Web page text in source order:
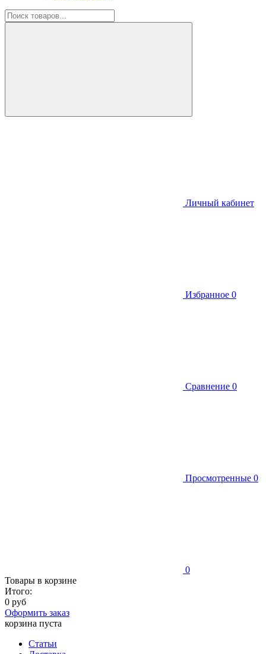
Личный кабинет
Избранное 0
Сравнение 0
Просмотренные 0
0
Товары в корзине
Итого:
0 руб
Оформить заказ
корзина пуста
Статьи